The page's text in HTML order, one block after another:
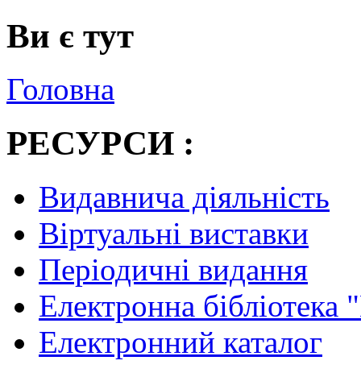
Ви є тут
Головна
РЕСУРСИ :
Видавнича діяльність
Віртуальні виставки
Періодичні видання
Електронна
Електронний каталог